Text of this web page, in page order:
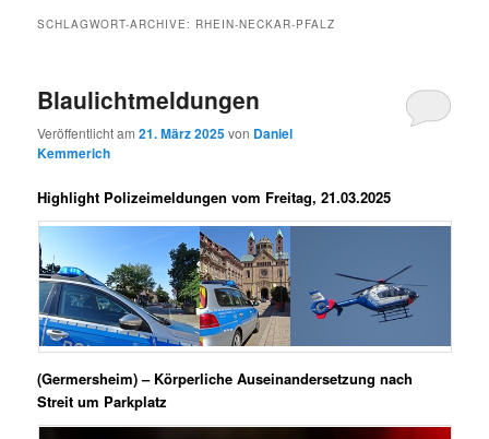
SCHLAGWORT-ARCHIVE: RHEIN-NECKAR-PFALZ
Blaulichtmeldungen
Veröffentlicht am21. März 2025von Daniel
Kemmerich
Highlight Polizeimeldungen vom Freitag, 21.03.2025
(Germersheim) – Körperliche Auseinandersetzung nach
Streit um Parkplatz